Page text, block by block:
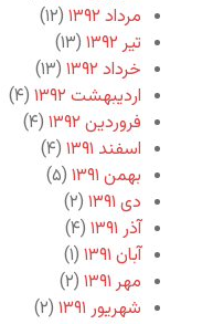
مرداد ۱۳۹۲
(۱۲)
تیر ۱۳۹۲
(۱۳)
خرداد ۱۳۹۲
(۱۳)
اردیبهشت ۱۳۹۲
(۴)
فروردین ۱۳۹۲
(۴)
اسفند ۱۳۹۱
(۴)
بهمن ۱۳۹۱
(۵)
دی ۱۳۹۱
(۲)
آذر ۱۳۹۱
(۴)
آبان ۱۳۹۱
(۱)
مهر ۱۳۹۱
(۲)
شهریور ۱۳۹۱
(۲)